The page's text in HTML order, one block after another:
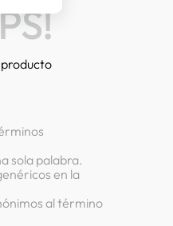
sola palabra.
en la
al término